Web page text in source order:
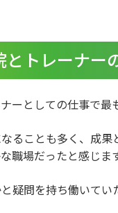
トレーナー
ーとしての仕事で最
ることも多く、成
職場だったと感じます
疑問を持ち働いてい